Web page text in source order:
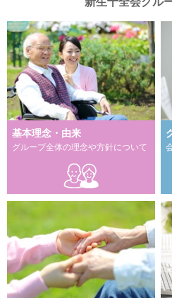
基本理念・由来
グループ全体の理念や方針について